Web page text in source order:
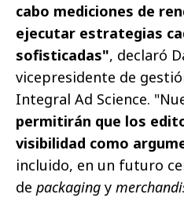
cabo mediciones de
ejecutar estrategias
sofisticadas", declaró
vicepresidente de
Integral Ad Science.
permitirán que los
visibilidad como
incluido, en un futuro
de packaging y